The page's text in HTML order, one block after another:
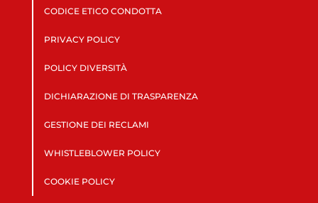
CODICE ETICO CONDOTTA
PRIVACY POLICY
POLICY DIVERSITÀ
DICHIARAZIONE DI TRASPARENZA
GESTIONE DEI RECLAMI
WHISTLEBLOWER POLICY
COOKIE POLICY